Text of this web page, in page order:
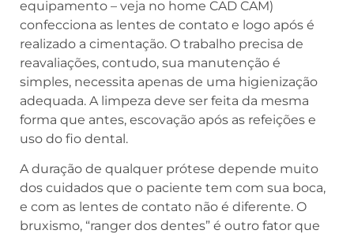
equipamento – veja no home CAD CAM)
confecciona as lentes de contato e logo após é
realizado a cimentação. O trabalho precisa de
reavaliações, contudo, sua manutenção é
simples, necessita apenas de uma higienização
adequada. A limpeza deve ser feita da mesma
forma que antes, escovação após as refeições e
uso do fio dental.
A duração de qualquer prótese depende muito
dos cuidados que o paciente tem com sua boca,
e com as lentes de contato não é diferente. O
bruxismo, “ranger dos dentes” é outro fator que